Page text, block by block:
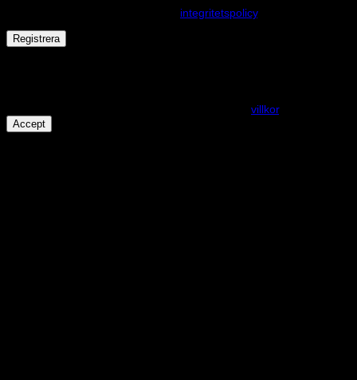
integritetspolicy.
Registrera
villkor.
Accept